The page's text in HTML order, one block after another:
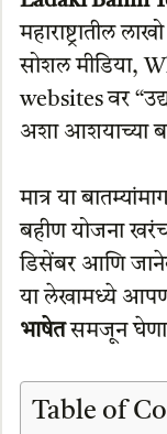
महाराष्ट्रातील
सोशल मीडिया,
websites वर
अशा आशयाच्या
मात्र या
बहीण योजना
डिसेंबर आणि
या लेखामध्ये
भाषेतसमजून
Table of